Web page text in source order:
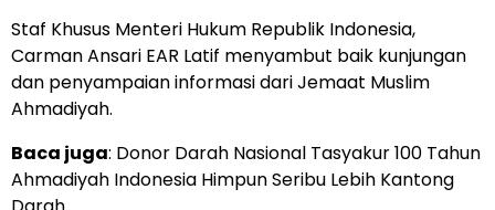
Staf Khusus Menteri Hukum Republik Indonesia,
Carman Ansari EAR Latif menyambut baik kunjungan
dan penyampaian informasi dari Jemaat Muslim
Ahmadiyah.
Baca juga: Donor Darah Nasional Tasyakur 100 Tahun
Ahmadiyah Indonesia Himpun Seribu Lebih Kantong